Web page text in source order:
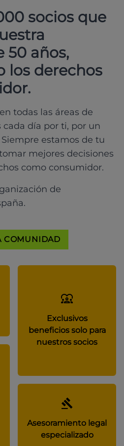
socios que
50 años,
los derechos
todas las áreas de
día por ti, por un
estamos de tu
mejores decisiones
como consumidor.
de
COMUNIDAD
Exclusivos
beneficios solo para
nuestros socios
Asesoramiento legal
especializado